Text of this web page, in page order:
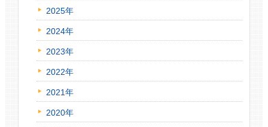
2025年
2024年
2023年
2022年
2021年
2020年